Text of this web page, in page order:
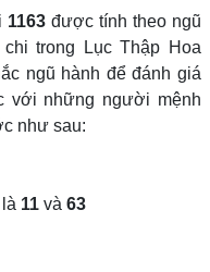
1163 được tính theo ngũ
trong Lục Thập Hoa
ngũ hành để đánh giá
với những người mệnh
như sau:
11 và 63